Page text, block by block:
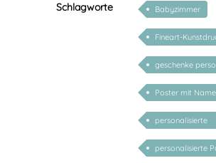
Schlagworte Babyzimmer
Fineart-
geschenke
kinder
Poster mit
personalisierte
Geschenke
personalisierte